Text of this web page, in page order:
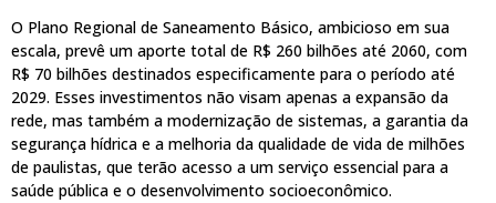
O Plano Regional de Saneamento Básico, ambicioso em sua
escala, prevê um aporte total de R$ 260 bilhões até 2060, com
R$ 70 bilhões destinados especificamente para o período até
2029. Esses investimentos não visam apenas a expansão da
rede, mas também a modernização de sistemas, a garantia da
segurança hídrica e a melhoria da qualidade de vida de milhões
de paulistas, que terão acesso a um serviço essencial para a
saúde pública e o desenvolvimento socioeconômico.